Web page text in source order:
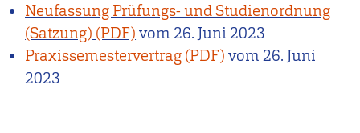
Neufassung Prüfungs- und Studienordnung
(Satzung)
vom26. Juni 2023
Praxissemestervertrag
vom26. Juni
2023